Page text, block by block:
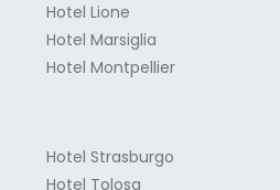
Hotel Lione
Hotel Marsiglia
Hotel Montpellier
Hotel Strasburgo
Hotel Tolosa